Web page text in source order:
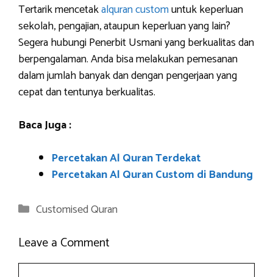
Tertarik mencetakalquran customuntuk keperluan
sekolah, pengajian, ataupun keperluan yang lain?
Segera hubungi Penerbit Usmani yang berkualitas dan
berpengalaman. Anda bisa melakukan pemesanan
dalam jumlah banyak dan dengan pengerjaan yang
cepat dan tentunya berkualitas.
Baca Juga :
Percetakan Al Quran Terdekat
Percetakan Al Quran Custom di Bandung
Categories
Customised Quran
Leave a Comment